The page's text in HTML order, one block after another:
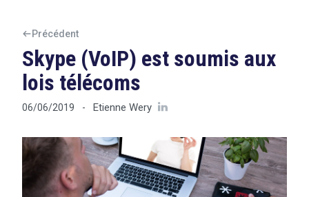
Tout sur le droit de l'innovation
Précédent
Skype (VoIP) est soumis aux
lois télécoms
06/06/2019 - Etienne Wery